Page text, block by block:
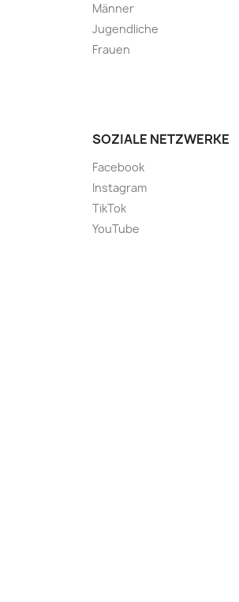
Männer
Jugendliche
Frauen
SOZIALE NETZWERKE
Facebook
Instagram
TikTok
YouTube